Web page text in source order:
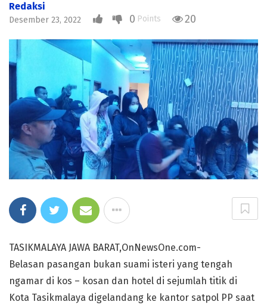
Redaksi
Desember 23, 2022 0 Points 20
TASIKMALAYA JAWA BARAT,OnNewsOne.com-
Belasan pasangan bukan suami isteri yang tengah
ngamar di kos – kosan dan hotel di sejumlah titik di
Kota Tasikmalaya digelandang ke kantor satpol PP saat